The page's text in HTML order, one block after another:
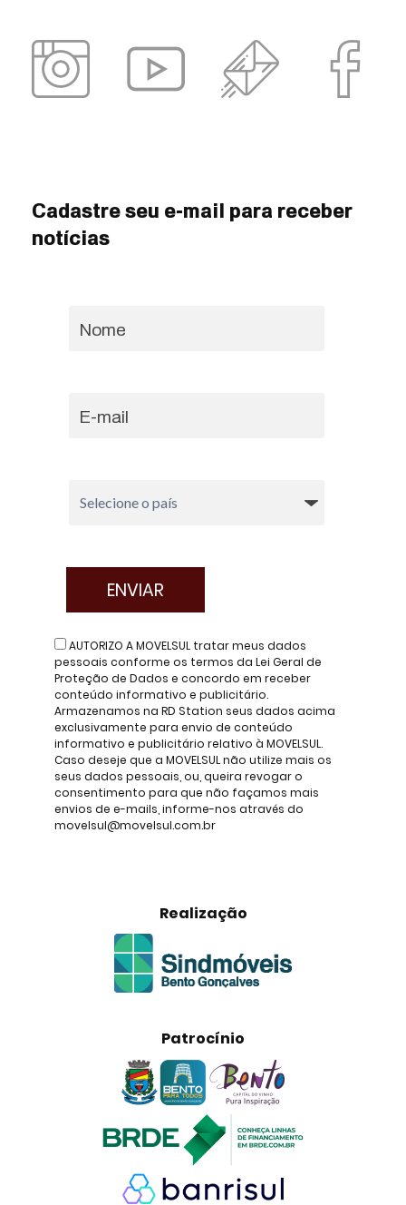
Cadastre seu e-mail para receber
notícias
AUTORIZO A MOVELSUL tratar meus dados
pessoais conforme os termos da Lei Geral de
Proteção de Dados e concordo em receber
conteúdo informativo e publicitário.
Armazenamos na RD Station seus dados acima
exclusivamente para envio de conteúdo
informativo e publicitário relativo à MOVELSUL.
Caso deseje que a MOVELSUL não utilize mais os
seus dados pessoais, ou, queira revogar o
consentimento para que não façamos mais
envios de e-mails, informe-nos através do
movelsul@movelsul.com.br
Realização
Patrocínio